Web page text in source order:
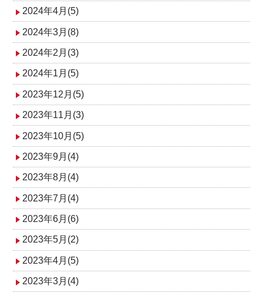
2024年4月(5)
2024年3月(8)
2024年2月(3)
2024年1月(5)
2023年12月(5)
2023年11月(3)
2023年10月(5)
2023年9月(4)
2023年8月(4)
2023年7月(4)
2023年6月(6)
2023年5月(2)
2023年4月(5)
2023年3月(4)